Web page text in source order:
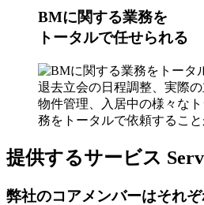
BMに関する業務を
トータルで任せられる
退去立会の日程調整、実際
物件管理、入居中の様々な
務をトータルで依頼すること
提供するサービス
弊社のコアメンバーはそれ